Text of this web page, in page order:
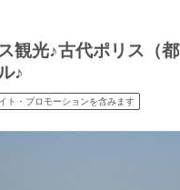
観光♪古代ポリス（
♪
ト・プロモーションを含みます